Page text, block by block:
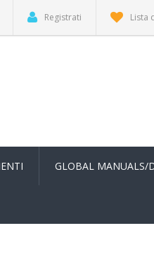
Registrati Lista
GLOBAL MANUALS/